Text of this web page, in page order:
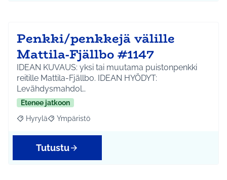
Penkki/penkkejä välille
Mattila-Fjällbo #1147
IDEAN KUVAUS: yksi tai muutama puistonpenkki
reitille Mattila-Fjällbo. IDEAN HYÖDYT:
Levähdysmahdol…
Etenee jatkoon
Rajaa tulokset aihepiirin mukaan: Hyrylä
Hyrylä Rajaa tulokset teeman mukaan: Ympäristö
Ympäristö
Tutustu